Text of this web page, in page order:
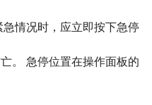
情况时，应立即按下急停
。 急停位置在操作面板的